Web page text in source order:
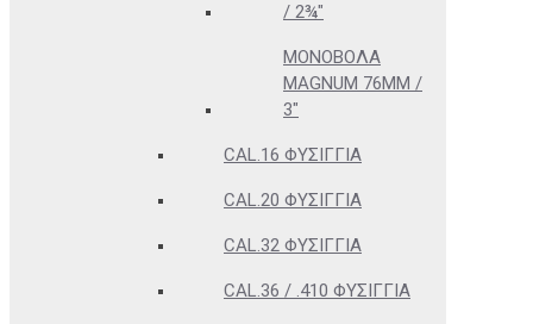
/ 2¾"
ΜΟΝΌΒΟΛΑ
MAGNUM 76MM /
3"
CAL.16 ΦΥΣΊΓΓΙΑ
CAL.20 ΦΥΣΊΓΓΙΑ
CAL.32 ΦΥΣΊΓΓΙΑ
CAL.36 / .410 ΦΥΣΊΓΓΙΑ